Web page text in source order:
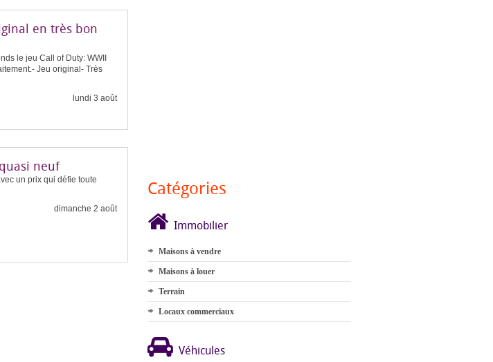
en très bon
le jeu Call of Duty: WWII
Jeu original- Très
lundi 3 août
neuf
un prix qui défie toute
dimanche 2 août
Catégories
Immobilier
Maisons à vendre
Maisons à louer
Terrain
Locaux commerciaux
Véhicules